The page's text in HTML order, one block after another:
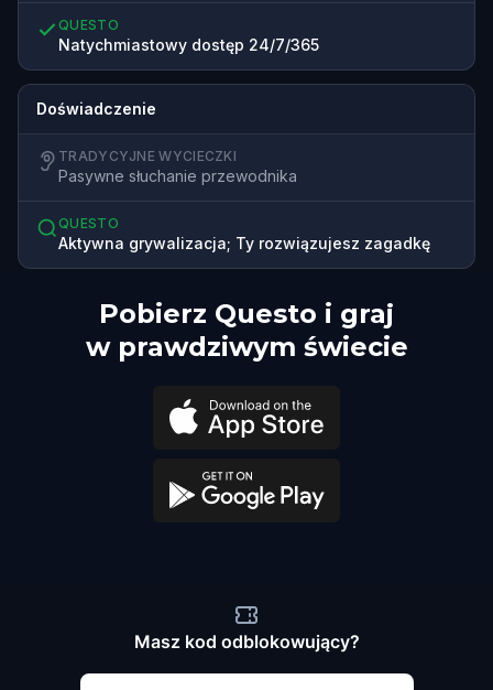
QUESTO
Natychmiastowy dostęp 24/7/365
Doświadczenie
TRADYCYJNE WYCIECZKI
Pasywne słuchanie przewodnika
QUESTO
Aktywna grywalizacja; Ty rozwiązujesz zagadkę
Pobierz Questo i graj
w prawdziwym świecie
Masz kod odblokowujący?